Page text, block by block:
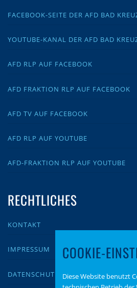
FACEBOOK-SEITE DER AFD BAD
YOUTUBE-KANAL DER AFD BAD
AFD RLP AUF FACEBOOK
AFD FRAKTION RLP AUF FACEBOOK
AFD TV AUF FACEBOOK
AFD RLP AUF YOUTUBE
AFD-FRAKTION RLP AUF YOUTUBE
RECHTLICHES
KONTAKT
IMPRESSUM
DATENSCHUTZ
COOKIE-
Diese Website benutzt